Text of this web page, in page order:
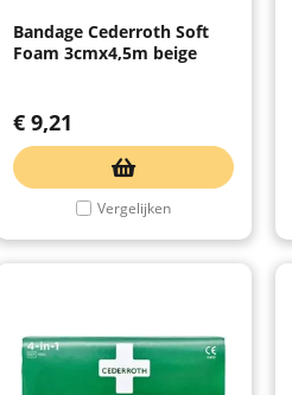
Bandage Cederroth Soft
Foam 3cmx4,5m beige
€ 9,21
Vergelijken